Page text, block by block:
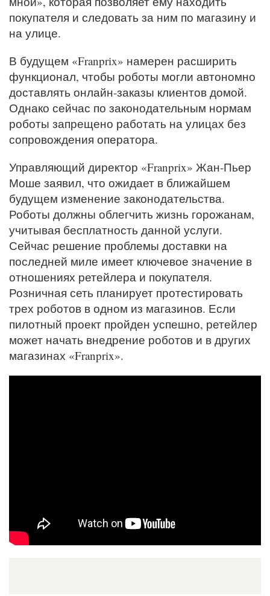
покупателя и следовать за ним по магазину и
на улице.
В будущем «Franprix» намерен расширить
функционал, чтобы роботы могли автономно
доставлять онлайн-заказы клиентов домой.
Однако сейчас по законодательным нормам
роботы запрещено работать на улицах без
сопровождения оператора.
Управляющий директор «Franprix» Жан-Пьер
Моше заявил, что ожидает в ближайшем
будущем изменение законодательства.
Роботы должны облегчить жизнь горожанам,
учитывая бесплатность данной услуги.
Сейчас решение проблемы доставки на
последней миле имеет ключевое значение в
отношениях ретейлера и покупателя.
Розничная сеть планирует протестировать
трех роботов в одном из магазинов. Если
пилотный проект пройден успешно, ретейлер
может начать внедрение роботов и в других
магазинах «Franprix».